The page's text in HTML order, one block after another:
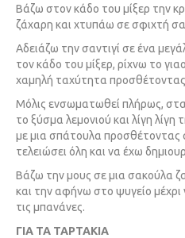
Βάζω στον κάδο του μίξερ την
ζάχαρη και χτυπάω σε σφιχτή
Αδειάζω την σαντιγί σε ένα
τον κάδο του μίξερ, ρίχνω το
χαμηλή ταχύτητα προσθέτοντας
Μόλις ενσωματωθεί πλήρως,
το ξύσμα λεμονιού και λίγη
με μια σπάτουλα προσθέτοντας
τελειώσει όλη και να έχω
Βάζω την μους σε μια σακούλα
και την αφήνω στο ψυγείο
τις μπανάνες.
ΓΙΑ ΤΑ ΤΑΡΤΑΚΙΑ